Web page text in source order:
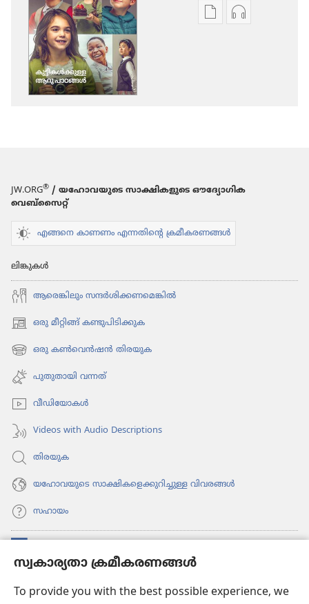
സ്വകാര്യതാ ക്രമീകരണങ്ങൾ
To provide you with the best possible experience, we
പ്രസിദ്ധീകരണങ്ങൾ
ഓഡിയോ
JW.ORG® / യഹോവയുടെ സാക്ഷികളുടെ ഔദ്യോഗിക
വെബ്സൈറ്റ്
എങ്ങനെ കാണണം എന്നതിന്റെ ക്രമീകരണങ്ങൾ
ലിങ്കുകൾ
ആരെങ്കി​ലും സന്ദർശി​ക്ക​ണ​മെ​ങ്കിൽ
ഒരു മീറ്റിങ്ങ് കണ്ടുപിടിക്കുക
(പുതിയ
പേജ്
തുറക്കുക)
ഒരു കൺവെൻഷൻ തിരയുക
(പുതിയ
പേജ്
തുറക്കുക)
പുതുതായി വന്നത്‌
വീഡി​യോ​കൾ
Videos with Audio Descriptions
തിരയുക
യഹോവയുടെ സാക്ഷികളെക്കുറിച്ചുള്ള വിവരങ്ങൾ
സഹായം
പേജ്
വാച്ച്ടവര്‍ ഓണ്‍ലൈന്‍ ലൈബ്രറി
(പുതിയ